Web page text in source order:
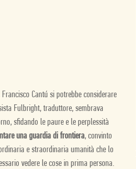
Cantú si potrebbe considerare
Fulbright, traduttore, sembrava
sfidando le paure e le perplessità
una guardia di frontiera, convinto
e straordinaria umanità che lo
vedere le cose in prima persona.